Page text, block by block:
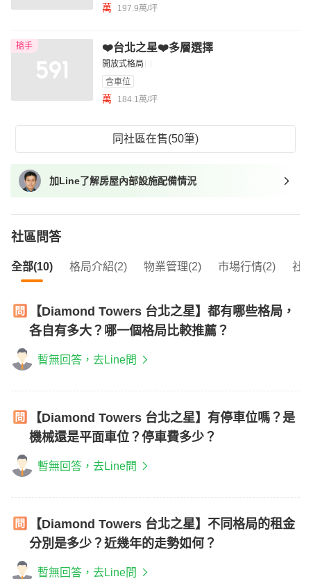
萬 197.9萬/坪
搶手 ❤️台北之星❤️多層選擇
開放式格局
含車位
萬 184.1萬/坪
同社區在售(50筆)
加Line了解房屋內部設施配備情況
社區問答
全部(10) 格局介紹(2) 物業管理(2) 市場行情(2) 社
【Diamond Towers 台北之星】都有哪些格局，
各自有多大？哪一個格局比較推薦？
暫無回答，去Line問
【Diamond Towers 台北之星】有停車位嗎？是
機械還是平面車位？停車費多少？
暫無回答，去Line問
【Diamond Towers 台北之星】不同格局的租金
分別是多少？近幾年的走勢如何？
暫無回答，去Line問